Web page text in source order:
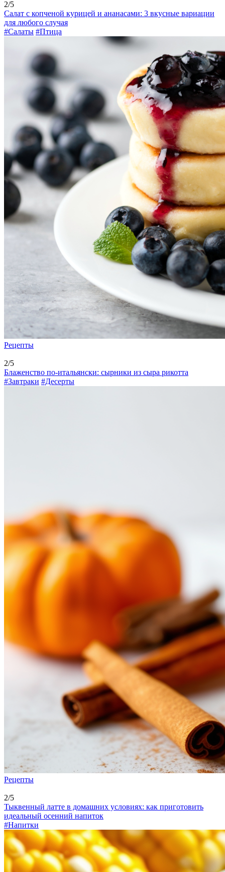
2/5
Салат с копченой курицей и ананасами: 3 вкусные вариации
для любого случая
#Салаты #Птица
Рецепты
2/5
Блаженство по-итальянски: сырники из сыра рикотта
#Завтраки #Десерты
Рецепты
2/5
Тыквенный латте в домашних условиях: как приготовить
идеальный осенний напиток
#Напитки